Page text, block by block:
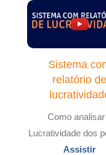
Sistema
relatório de
Como
Lucratividade dos
Assistir